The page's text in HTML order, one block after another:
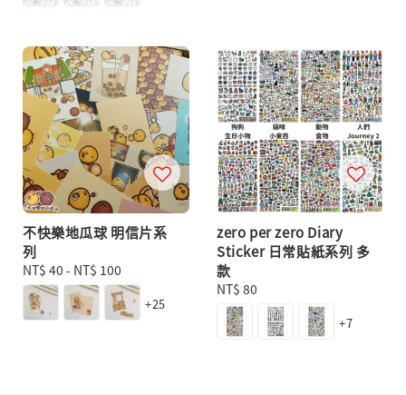
不快樂地瓜球 明信片系
列
Regular
price
NT$ 40 - NT$ 100
+25
zero per zero Diary
Sticker 日常貼紙系列 多
款
Regular
price
NT$ 80
+7